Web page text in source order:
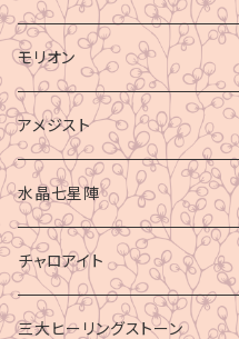
モリオン
アメジスト
水晶七星陣
チャロアイト
三大ヒーリングストーン